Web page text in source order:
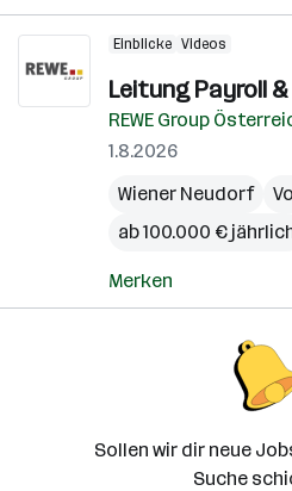
Einblicke Videos
Leitung Payroll
REWE Group
1.8.2026
Wiener Neudorf
ab 100.000 €
Merken
Sollen wir dir neue
Suche